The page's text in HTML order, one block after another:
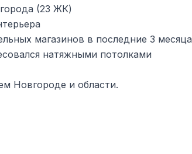
(23 ЖК)
магазинов в последние 3 месяца
натяжными потолками
Новгороде и области.